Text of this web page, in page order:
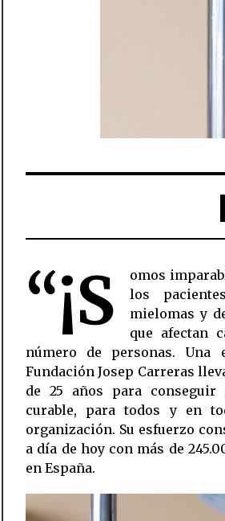
“¡S
omos
los
mielomas y
que afectan
número de personas.
Fundación Josep Carreras
de 25 años para conseguir
curable, para todos y en
organización. Su esfuerzo
a día de hoy con más de
en España.